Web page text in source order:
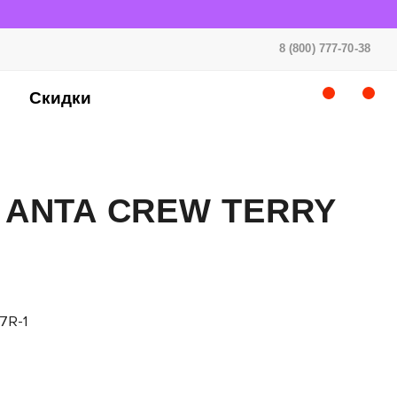
8 (800) 777-70-38
Скидки
CREW TERRY
1